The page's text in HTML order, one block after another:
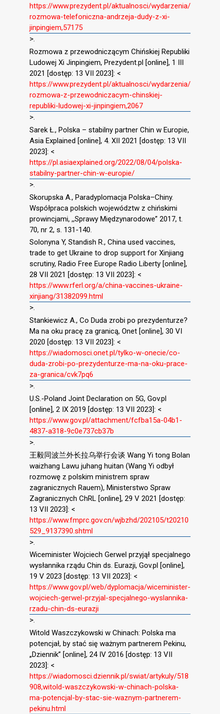
https://www.prezydent.pl/aktualnosci/wydarzenia/
rozmowa-telefoniczna-andrzeja-dudy-z-xi-
jinpingiem,57175
>.
Rozmowa z przewodniczącym Chińskiej Republiki
Ludowej Xi Jinpingiem, Prezydent.pl [online], 1 III
2021 [dostęp: 13 VII 2023]: <
https://www.prezydent.pl/aktualnosci/wydarzenia/
rozmowa-z-przewodniczacym-chinskiej-
republiki-ludowej-xi-jinpingiem,2067
>.
Sarek Ł., Polska – stabilny partner Chin w Europie,
Asia Explained [online], 4. XII 2021 [dostęp: 13 VII
2023]: <
https://pl.asiaexplained.org/2022/08/04/polska-
stabilny-partner-chin-w-europie/
>.
Skorupska A., Paradyplomacja Polska–Chiny.
Współpraca polskich województw z chińskimi
prowincjami, ,,Sprawy Międzynarodowe” 2017, t.
70, nr 2, s. 131-140.
Solonyna Y, Standish R., China used vaccines,
trade to get Ukraine to drop support for Xinjiang
scrutiny, Radio Free Europe Radio Liberty [online],
28 VII 2021 [dostęp: 13 VII 2023]: <
https://www.rferl.org/a/china-vaccines-ukraine-
xinjiang/31382099.html
>.
Stankiewicz A., Co Duda zrobi po prezydenturze?
Ma na oku pracę za granicą, Onet [online], 30 VI
2020 [dostęp: 13 VII 2023]: <
https://wiadomosci.onet.pl/tylko-w-onecie/co-
duda-zrobi-po-prezydenturze-ma-na-oku-prace-
za-granica/cvk7pq6
>.
U.S.-Poland Joint Declaration on 5G, Gov.pl
[online], 2 IX 2019 [dostęp: 13 VII 2023]: <
https://www.gov.pl/attachment/fcfba15a-04b1-
4837-a318-9c0e737cb37b
>.
王毅同波兰外长拉乌举行会谈 Wang Yi tong Bolan
waizhang Lawu juhang huitan (Wang Yi odbył
rozmowę z polskim ministrem spraw
zagranicznych Rauem), Ministerstwo Spraw
Zagranicznych ChRL [online], 29 V 2021 [dostęp:
13 VII 2023]: <
https://www.fmprc.gov.cn/wjbzhd/202105/t20210
529_9137390.shtml
>.
Wiceminister Wojciech Gerwel przyjął specjalnego
wysłannika rządu Chin ds. Eurazji, Gov.pl [online],
19 V 2023 [dostęp: 13 VII 2023]: <
https://www.gov.pl/web/dyplomacja/wiceminister-
wojciech-gerwel-przyjal-specjalnego-wyslannika-
rzadu-chin-ds-eurazji
>.
Witold Waszczykowski w Chinach: Polska ma
potencjał, by stać się ważnym partnerem Pekinu,
„Dziennik” [online], 24 IV 2016 [dostęp: 13 VII
2023]: <
https://wiadomosci.dziennik.pl/swiat/artykuly/518
908,witold-waszczykowski-w-chinach-polska-
ma-potencjal-by-stac-sie-waznym-partnerem-
pekinu.html